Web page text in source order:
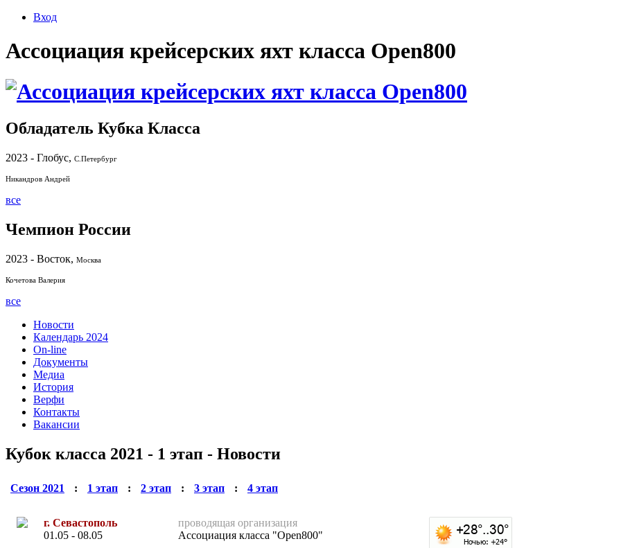
Вход
Ассоциация крейсерских яхт класса Open800
Обладатель Кубка Класса
2023 - Глобус, С.Петербург
Никандров Андрей
все
Чемпион России
2023 - Восток, Москва
Кочетова Валерия
все
Новости
Календарь 2024
On-line
Документы
Медиа
История
Верфи
Контакты
Вакансии
Кубок класса 2021 - 1 этап - Новости
Сезон 2021 : 1 этап : 2 этап : 3 этап : 4 этап
г. Севастополь
01.05 - 08.05
проводящая организация
Ассоциация класса "Open800"